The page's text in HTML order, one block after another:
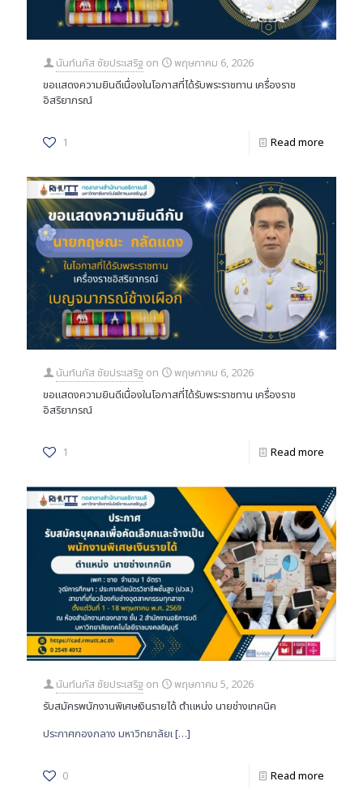
นันท์นภัส ชัยประเสริฐ on
พฤษภาคม 6, 2026
ขอแสดงความยินดีเนื่องในโอกาสที่ได้รับพระราชทาน เครื่องราช
อิสริยาภรณ์
1 Read more
นันท์นภัส ชัยประเสริฐ on
พฤษภาคม 6, 2026
ขอแสดงความยินดีเนื่องในโอกาสที่ได้รับพระราชทาน เครื่องราช
อิสริยาภรณ์
1 Read more
นันท์นภัส ชัยประเสริฐ on
พฤษภาคม 5, 2026
รับสมัครพนักงานพิเศษเงินรายได้ ตำแหน่ง นายช่างเทคนิค
ประกาศกองกลาง มหาวิทยาลัยเ[…]
0 Read more